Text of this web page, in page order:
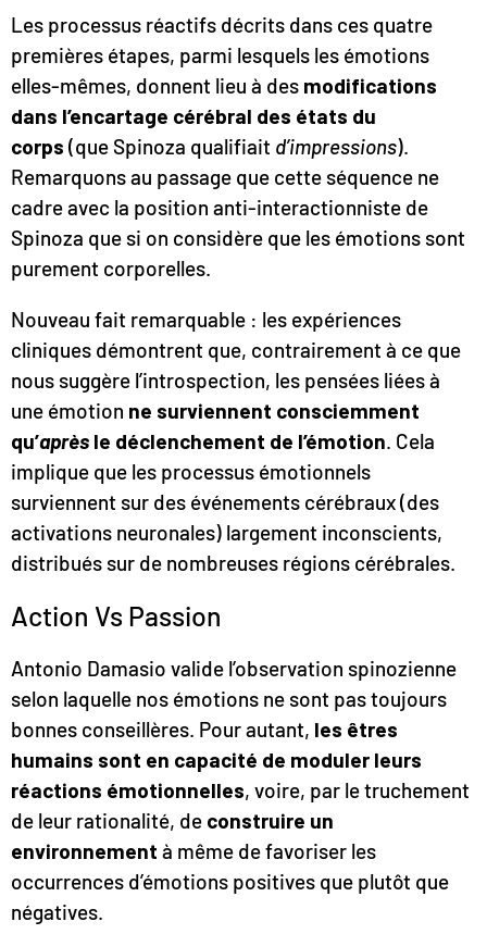
Les processus réactifs décrits dans ces quatre
premières étapes, parmi lesquels les émotions
elles-mêmes, donnent lieu à des modifications
dans l’encartage cérébral des états du
corps (que Spinoza qualifiait d’impressions).
Remarquons au passage que cette séquence ne
cadre avec la position anti-interactionniste de
Spinoza que si on considère que les émotions sont
purement corporelles.
Nouveau fait remarquable : les expériences
cliniques démontrent que, contrairement à ce que
nous suggère l’introspection, les pensées liées à
une émotion ne surviennent consciemment
qu’après le déclenchement de l’émotion. Cela
implique que les processus émotionnels
surviennent sur des événements cérébraux (des
activations neuronales) largement inconscients,
distribués sur de nombreuses régions cérébrales.
Action Vs Passion
Antonio Damasio valide l’observation spinozienne
selon laquelle nos émotions ne sont pas toujours
bonnes conseillères. Pour autant, les êtres
humains sont en capacité de moduler leurs
réactions émotionnelles, voire, par le truchement
de leur rationalité, de construire un
environnement à même de favoriser les
occurrences d’émotions positives que plutôt que
négatives.